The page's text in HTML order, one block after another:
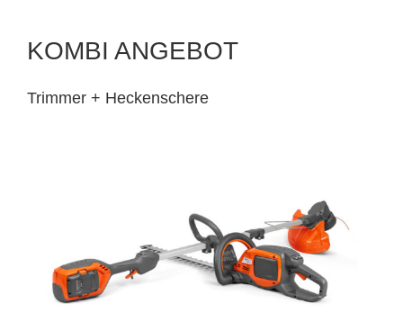
KOMBI ANGEBOT
Trimmer + Heckenschere